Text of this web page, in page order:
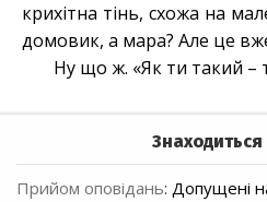
крихітна тінь, схожа на
домовик, а мара? Але це
Ну що ж. «Як ти такий –
Знаходиться
Прийом оповідань: Допущені